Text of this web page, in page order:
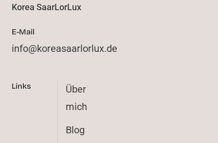
Korea SaarLorLux
E-Mail
ed.xulrolraasaerok
@ofni
Links
Über
mich
Blog